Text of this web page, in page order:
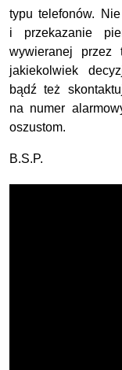
typu telefonów.
i przekazanie
wywieranej przez
jakiekolwiek
bądź też
na numer
oszustom.
B.S.P.